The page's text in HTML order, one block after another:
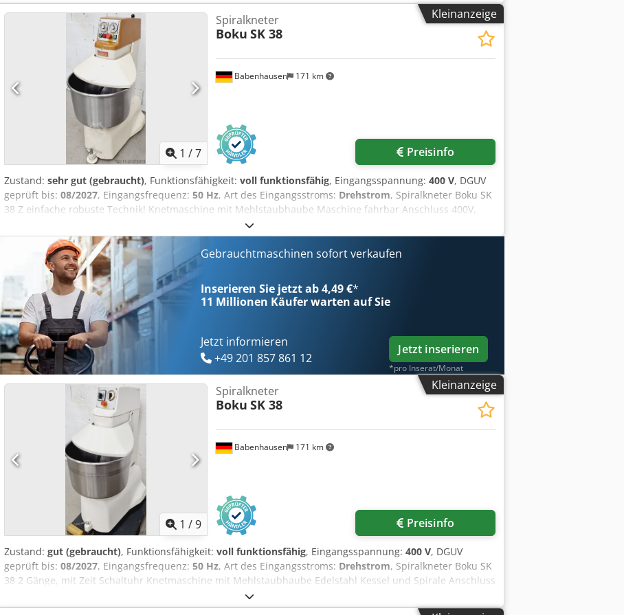
40 Liter Edelstahlkessel Chjdpfx Asy Nv Aajpdoa Arbeitswelle/Rührwelle neuwertig Anschluss 400V, 16A-
CEE Stecker DGUV V3 geprüft Gebrauchtmaschine Viele weitere Rührmaschinen warten in unserem Lager
Kleinanzeige
1 /7
Babenhausen 171 km
Spiralkneter
Boku SK 38
Preisinfo
Zustand: sehr gut (gebraucht), Funktionsfähigkeit: voll funktionsfähig, Eingangsspannung: 400 V, DGUV
geprüft bis: 08/2027, Eingangsfrequenz: 50 Hz, Art des Eingangsstroms: Drehstrom, Spiralkneter Boku SK
38 Z einfache robuste Technik! Knetmaschine mit Mehlstaubhaube Maschine fahrbar Anschluss 400V,
16A-CEE Stecker Gebrauchtmaschine Cedpfey Nvyljx Apdsha Viele weitere Spiralkneter haben wir auf
Lager!
Gebrauchtmaschinen sofort verkaufen
Inserieren Sie jetzt ab 4,49 €*
11 Millionen Käufer warten auf Sie
Jetzt informieren
+49 201 857 861 12
Jetzt inserieren
*pro Inserat/Monat
Kleinanzeige
1 /9
Babenhausen 171 km
Spiralkneter
Boku SK 38
Preisinfo
Zustand: gut (gebraucht), Funktionsfähigkeit: voll funktionsfähig, Eingangsspannung: 400 V, DGUV
geprüft bis: 08/2027, Eingangsfrequenz: 50 Hz, Art des Eingangsstroms: Drehstrom, Spiralkneter Boku SK
38 2 Gänge, mit Zeit Schaltuhr Knetmaschine mit Mehlstaubhaube Edelstahl Kessel und Spirale Anschluss
400V, 16A-CEE Stecker Gebrauchtmaschine Csdpfx Asy Ebknepdoha Besuchen Sie unsere große
Ausstellung!